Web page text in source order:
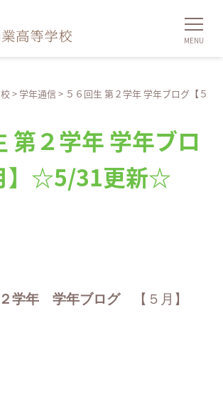
> 学年通信> ５６回生 第２学年 学年ブログ【５
第２学年 学年ブロ
】☆5/31更新☆
学年 学年ブログ【５月】